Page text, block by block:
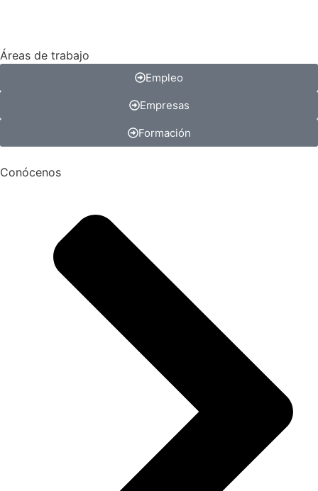
Áreas de trabajo
Empleo
Empresas
Formación
Conócenos